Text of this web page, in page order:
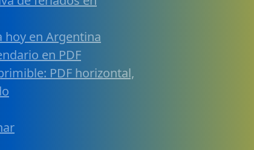
hoy en Argentina
en PDF
PDF horizontal,